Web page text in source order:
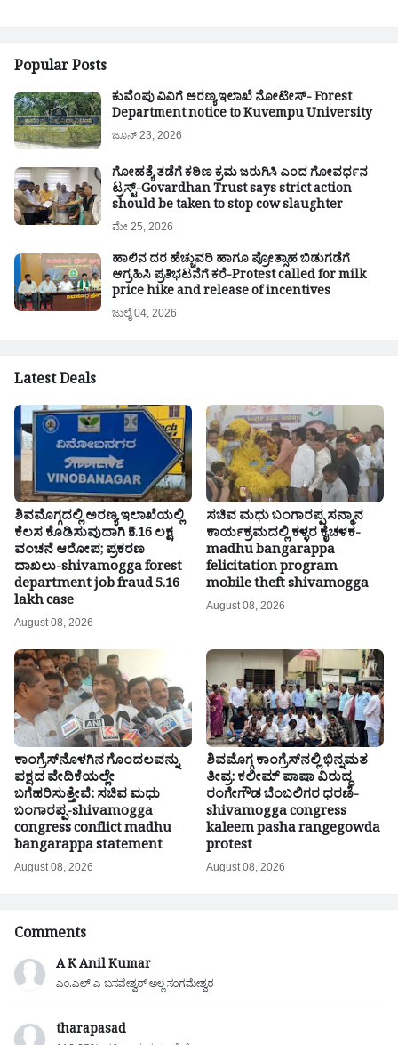
Popular Posts
ಕುವೆಂಪು ವಿವಿಗೆ ಅರಣ್ಯ ಇಲಾಖೆ ನೋಟೀಸ್- Forest
Department notice to Kuvempu University
ಜೂನ್ 23, 2026
ಗೋಹತ್ಯೆ ತಡೆಗೆ ಕಠಿಣ ಕ್ರಮ ಜರುಗಿಸಿ ಎಂದ ಗೋವರ್ಧನ
ಟ್ರಸ್ಟ್-Govardhan Trust says strict action
should be taken to stop cow slaughter
ಮೇ 25, 2026
ಹಾಲಿನ ದರ ಹೆಚ್ಚುವರಿ ಹಾಗೂ ಪ್ರೋತ್ಸಾಹ ಬಿಡುಗಡೆಗೆ
ಆಗ್ರಹಿಸಿ ಪ್ರತಿಭಟನೆಗೆ ಕರೆ-Protest called for milk
price hike and release of incentives
ಜುಲೈ 04, 2026
Latest Deals
ಶಿವಮೊಗ್ಗದಲ್ಲಿ ಅರಣ್ಯ ಇಲಾಖೆಯಲ್ಲಿ
ಕೆಲಸ ಕೊಡಿಸುವುದಾಗಿ ₹5.16 ಲಕ್ಷ
ವಂಚನೆ ಆರೋಪ; ಪ್ರಕರಣ
ದಾಖಲು-shivamogga forest
department job fraud 5.16
lakh case
August 08, 2026
ಸಚಿವ ಮಧು ಬಂಗಾರಪ್ಪ ಸನ್ಮಾನ
ಕಾರ್ಯಕ್ರಮದಲ್ಲಿ ಕಳ್ಳರ ಕೈಚಳಕ-
madhu bangarappa
felicitation program
mobile theft shivamogga
August 08, 2026
ಕಾಂಗ್ರೆಸ್‌ನೊಳಗಿನ ಗೊಂದಲವನ್ನು
ಪಕ್ಷದ ವೇದಿಕೆಯಲ್ಲೇ
ಬಗೆಹರಿಸುತ್ತೇವೆ: ಸಚಿವ ಮಧು
ಬಂಗಾರಪ್ಪ-shivamogga
congress conflict madhu
bangarappa statement
August 08, 2026
ಶಿವಮೊಗ್ಗ ಕಾಂಗ್ರೆಸ್‌ನಲ್ಲಿ ಭಿನ್ನಮತ
ತೀವ್ರ: ಕಲೀಮ್ ಪಾಷಾ ವಿರುದ್ಧ
ರಂಗೇಗೌಡ ಬೆಂಬಲಿಗರ ಧರಣಿ-
shivamogga congress
kaleem pasha rangegowda
protest
August 08, 2026
Comments
A K Anil Kumar
ಎಂ.ಎಲ್.ಎ ಬಸವೇಶ್ವರ್ ಅಲ್ಲ ಸಂಗಮೇಶ್ವರ
tharapasad